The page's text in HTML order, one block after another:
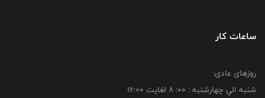
ساعات کار
روزهای عادی:
شنبه الي چهارشنبه : 00: 8 لغايت 16:00